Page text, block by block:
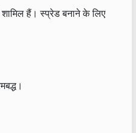
हैं। स्प्रेड बनाने के लिए